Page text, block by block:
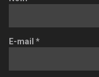
E-mail *